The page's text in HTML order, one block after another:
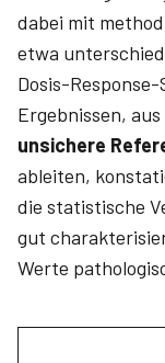
dabei mit
etwa
Dosis-
Ergebnissen,
unsichere
ableiten,
die statistische
gut
Werte